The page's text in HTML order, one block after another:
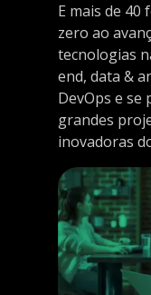
E mais de
zero ao
tecnologias
end, data &
DevOps e
grandes
inovadoras